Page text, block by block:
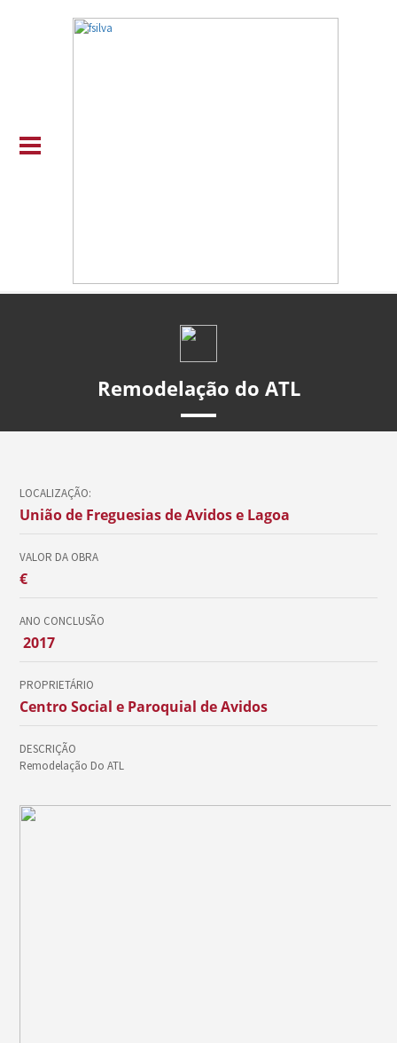
Remodelação do ATL
LOCALIZAÇÃO:
União de Freguesias de Avidos e Lagoa
VALOR DA OBRA
€
ANO CONCLUSÃO
2017
PROPRIETÁRIO
Centro Social e Paroquial de Avidos
DESCRIÇÃO
Remodelação Do ATL